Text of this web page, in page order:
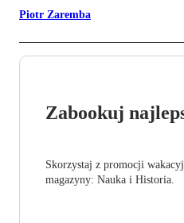
Piotr Zaremba
Zabookuj
Skorzystaj z promocji
magazyny: Nauka i Historia.